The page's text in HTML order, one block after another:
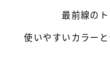
最前線のト
使いやすいカラー